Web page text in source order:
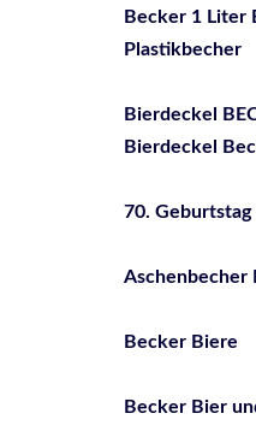
Becker 1 Liter
Plastikbecher
Bierdeckel
Bierdeckel
70. Geburtstag
Aschenbecher
Becker Biere
Becker Bier